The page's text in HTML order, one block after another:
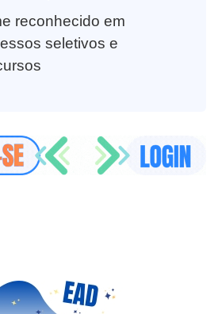
reconhecido em
seletivos e